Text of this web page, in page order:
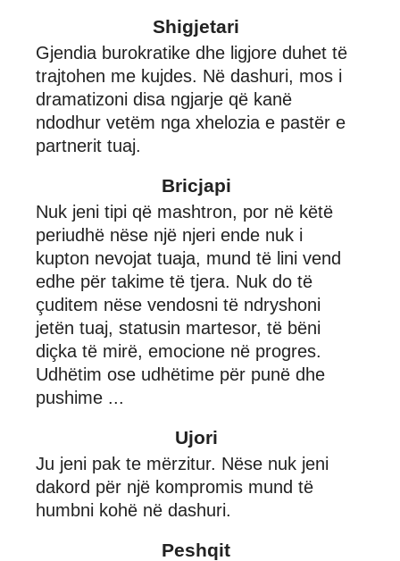
Shigjetari
Gjendia burokratike dhe ligjore duhet të
trajtohen me kujdes. Në dashuri, mos i
dramatizoni disa ngjarje që kanë
ndodhur vetëm nga xhelozia e pastër e
partnerit tuaj.
Bricjapi
Nuk jeni tipi që mashtron, por në këtë
periudhë nëse një njeri ende nuk i
kupton nevojat tuaja, mund të lini vend
edhe për takime të tjera. Nuk do të
çuditem nëse vendosni të ndryshoni
jetën tuaj, statusin martesor, të bëni
diçka të mirë, emocione në progres.
Udhëtim ose udhëtime për punë dhe
pushime ...
Ujori
Ju jeni pak te mërzitur. Nëse nuk jeni
dakord për një kompromis mund të
humbni kohë në dashuri.
Peshqit